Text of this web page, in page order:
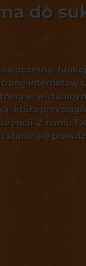
do
w
która
Z nami,
stanie się